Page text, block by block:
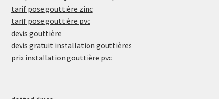
tarif pose gouttière zinc
tarif pose gouttière pvc
devis gouttière
devis gratuit installation gouttières
prix installation gouttière pvc